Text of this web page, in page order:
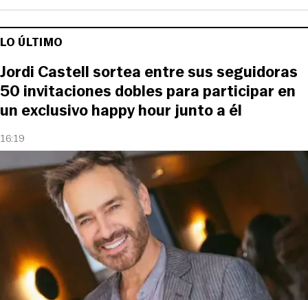
LO ÚLTIMO
16:19
Jordi Castell sortea entre sus seguidoras
50 invitaciones dobles para participar en
un exclusivo happy hour junto a él